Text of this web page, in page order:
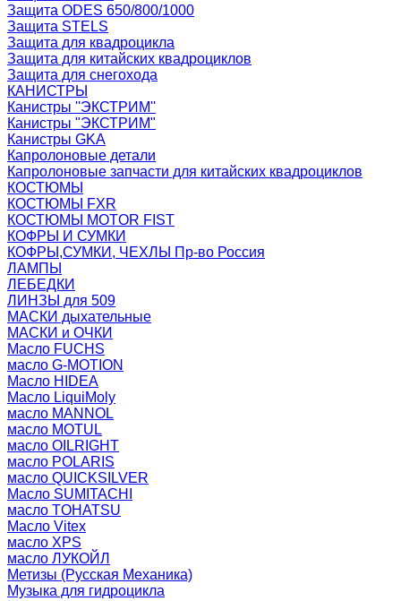
Защита ODES 650/800/1000
Защита STELS
Защита для квадроцикла
Защита для китайских квадроциклов
Защита для снегохода
КАНИСТРЫ
Канистры ''ЭКСТРИМ''
Канистры "ЭКСТРИМ"
Канистры GKA
Капролоновые детали
Капролоновые запчасти для китайских квадроциклов
КОСТЮМЫ
КОСТЮМЫ FXR
КОСТЮМЫ MOTOR FIST
КОФРЫ И СУМКИ
КОФРЫ,СУМКИ, ЧЕХЛЫ Пр-во Россия
ЛАМПЫ
ЛЕБЕДКИ
ЛИНЗЫ для 509
МАСКИ дыхательные
МАСКИ и ОЧКИ
Масло FUCHS
масло G-MOTION
Масло HIDEA
Масло LiquiMoly
масло MANNOL
масло MOTUL
масло OILRIGHT
масло POLARIS
масло QUICKSILVER
Масло SUMITACHI
масло TOHATSU
Масло Vitex
масло XPS
масло ЛУКОЙЛ
Метизы (Русская Механика)
Музыка для гидроцикла